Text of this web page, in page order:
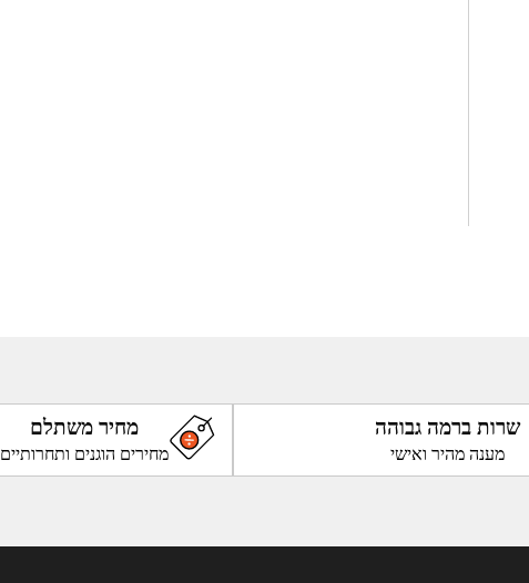
שרות ברמה גבוהה
מענה מהיר ואישי
מחיר משתלם
מחירים הוגנים ותחרותיים